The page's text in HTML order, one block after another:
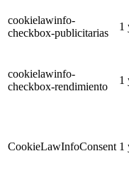
cookielawinfo-
checkbox-publicitarias
1
cookielawinfo-
checkbox-rendimiento
1
CookieLawInfoConsent 1